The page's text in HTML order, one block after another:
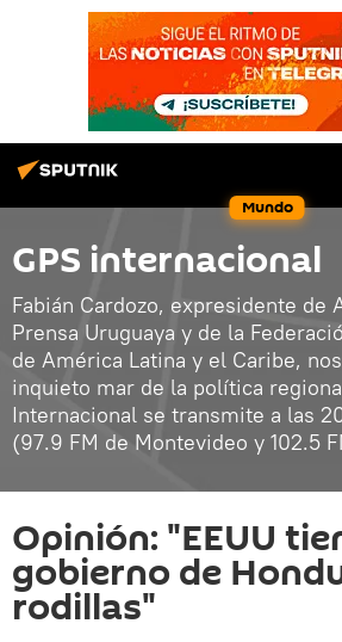
Mundo
GPS internacional
Fabián Cardozo, expresidente de
Prensa Uruguaya y de la
de América Latina y el Caribe,
inquieto mar de la política
Internacional se transmite a las
(97.9 FM de Montevideo y 102.5
Opinión: "EEUU
gobierno de
rodillas"